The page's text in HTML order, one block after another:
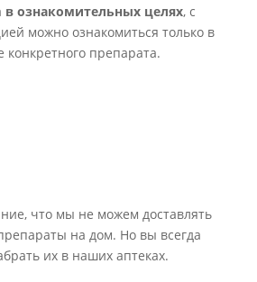
в ознакомительных целях, с
можно ознакомиться только в
конкретного препарата.
что мы не можем доставлять
на дом. Но вы всегда
их в наших аптеках.